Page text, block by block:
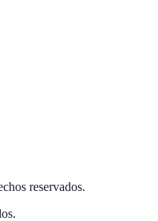
reservados.